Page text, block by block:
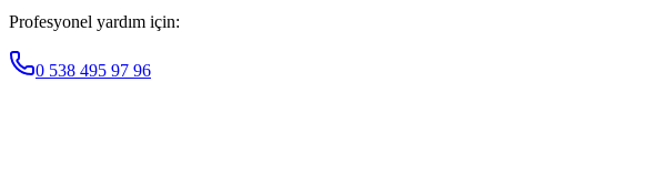
Profesyonel yardım için:
0 538 495 97 96